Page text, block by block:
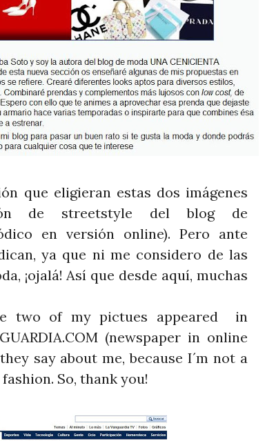
que eligieran estas dos imágenes
de streetstyle del blog de
en versión online). Pero ante
ya que ni me considero de las
¡ojalá! Así que desde aquí, muchas
two of my pictues appeared in
(newspaper in online
say about me, because I´m not a
So, thank you!